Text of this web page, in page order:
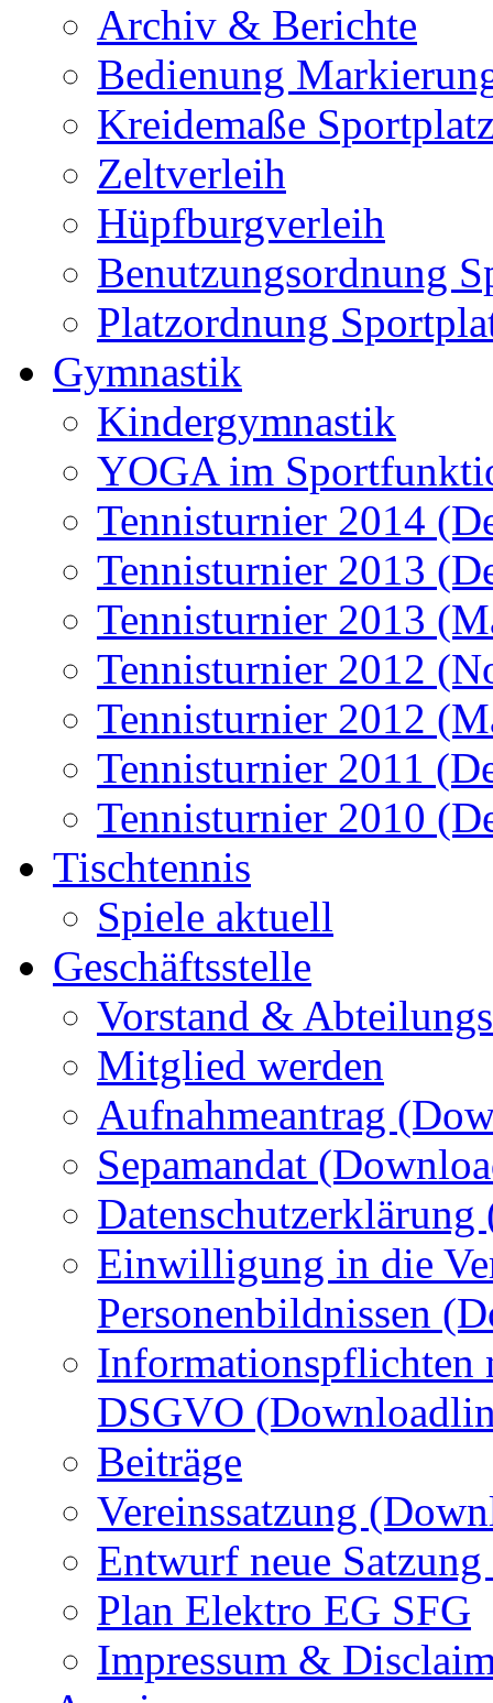
Archiv & Berichte
Bedienung
Kreidemaße
Zeltverleih
Hüpfburgverleih
Benutzungsordnung
Platzordnung
Gymnastik
Kindergymnastik
YOGA im
Tennisturnier 2014
Tennisturnier 2013
Tennisturnier 2013
Tennisturnier 2012
Tennisturnier 2012
Tennisturnier 2011
Tennisturnier 2010
Tischtennis
Spiele aktuell
Geschäftsstelle
Vorstand &
Mitglied werden
Aufnahmeantrag
Sepamandat
Einwilligung in die
Personenbildnissen
Informationspflichten
DSGVO
Beiträge
Vereinssatzung
Entwurf neue
Plan Elektro EG SFG
Impressum &